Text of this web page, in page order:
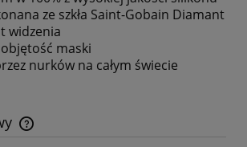
ze szkła Saint-Gobain Diamant
widzenia
maski
nurków na całym świecie
ewentualnych kosztów płatności